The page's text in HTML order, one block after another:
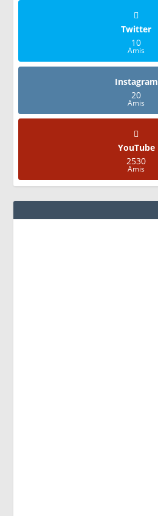
Twitter
10
Amis
Instagram
20
Amis
YouTube
2530
Amis